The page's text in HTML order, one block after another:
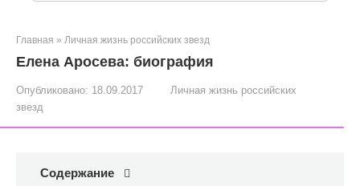
Главная » Личная жизнь российских звезд
Елена Аросева: биография
Опубликовано: 18.09.2017
Личная жизнь российских
звезд
Содержание